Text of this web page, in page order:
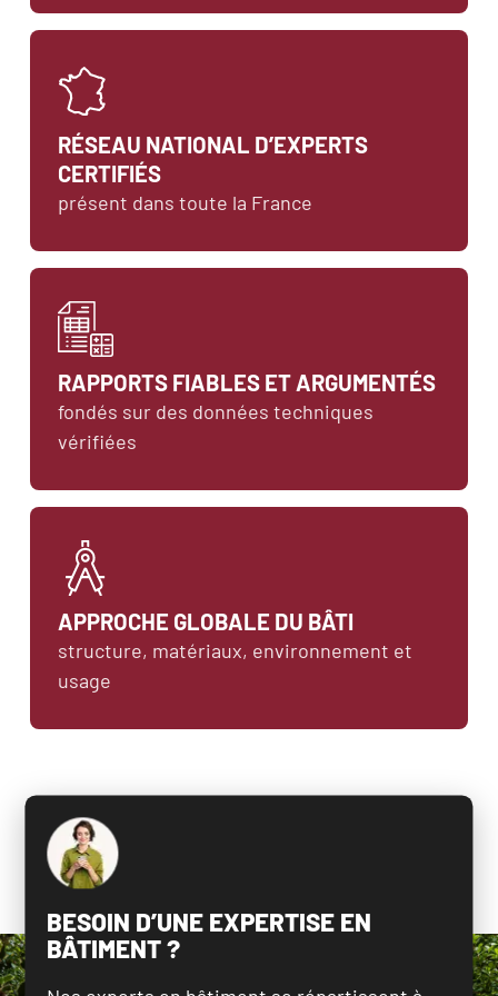
RÉSEAU NATIONAL D’EXPERTS
CERTIFIÉS
présent dans toute la France
RAPPORTS FIABLES ET ARGUMENTÉS
fondés sur des données techniques
vérifiées
APPROCHE GLOBALE DU BÂTI
structure, matériaux, environnement et
usage
BESOIN D’UNE EXPERTISE EN
BÂTIMENT ?